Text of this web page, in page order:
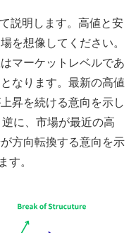
説明します。高値と安
を想像してください。
マーケットレベルであ
なります。最新の高値
昇を続ける意向を示し
に、市場が最近の高
方向転換する意向を示
す。